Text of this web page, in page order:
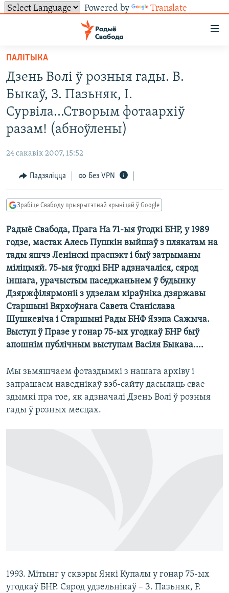
Powered by Translate
ўнівэрсальнага
доступу
Перайсьці
да
галоўнага
зьместу
Перайсьці
да
галоўнай
Перайсьці
да
пошуку
ВІДЭА І ФОТА
ВАЙНА
БЕЛАРУСЫ НА ВАЙНЕ
КУЛЬТУРА
КАЛЯНДАР
ТОЛЬКІ НА СВАБОДЗЕ
ТЭСТЫ
КНІГІ
АЎДЫЁКНІГІ
МОВА
НА ХВАЛЯХ СВАБОДЫ
СУВЯЗЬ
АБЫСЬЦІ БЛЯКАВАНЬНЕ
ПАДПІСАЦЦА
FACEBOOK
TWITTER
САЧЫЦЕ ЗА АБНАЎЛЕНЬНЯМІ
ПАЛІТЫКА
Дзень Волі ў розныя гады. В.
Быкаў, З. Пазьняк, І.
Сурвіла...Створым фотаархіў
разам! (абноўлены)
24 сакавік 2007, 15:52
Падзяліцца Без VPN
Зрабіце Свабоду прыярытэтнай крыніцай ў Google
Радыё Свабода, Прага На 71-ыя ўгодкі БНР, у 1989
годзе, мастак Алесь Пушкін выйшаў з плякатам на
тады яшчэ Ленінскі праспэкт і быў затрыманы
міліцыяй. 75-ыя ўгодкі БНР адзначаліся, сярод
іншага, урачыстым паседжаньнем ў будынку
Дзяржфілярмоніі з удзелам кіраўніка дзяржавы
Старшыні Вярхоўнага Савета Станіслава
Шушкевіча і Старшыні Рады БНФ Язэпа Сажыча.
Выступ ў Празе у гонар 75-ых угодкаў БНР быў
апошнім публічным выступам Васіля Быкава....
Мы зьмяшчаем фотаздымкі з нашага архіву і
запрашаем наведнікаў вэб-сайту дасылаць свае
здымкі пра тое, як адзначалі Дзень Волі ў розныя
гады ў розных месцах.
1993. Мітынг у сквэры Янкі Купалы у гонар 75-ых
угодкаў БНР. Сярод удзельнікаў – З. Пазьняк, Р.